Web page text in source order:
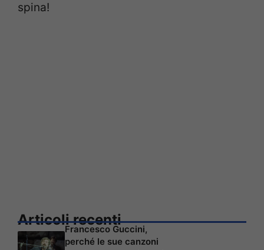
spina!
Articoli recenti
Francesco Guccini,
perché le sue canzoni